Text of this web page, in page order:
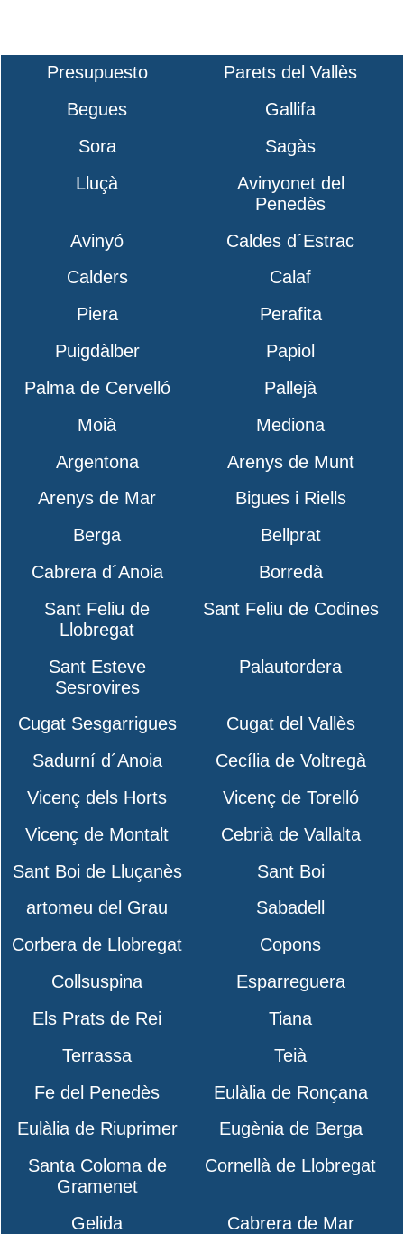
Presupuesto
Parets del Vallès
Begues
Gallifa
Sora
Sagàs
Lluçà
Avinyonet del
Penedès
Avinyó
Caldes d´Estrac
Calders
Calaf
Piera
Perafita
Puigdàlber
Papiol
Palma de Cervelló
Pallejà
Moià
Mediona
Argentona
Arenys de Munt
Arenys de Mar
Bigues i Riells
Berga
Bellprat
Cabrera d´Anoia
Borredà
Sant Feliu de
Llobregat
Sant Feliu de Codines
Sant Esteve
Sesrovires
Palautordera
Cugat Sesgarrigues
Cugat del Vallès
Sadurní d´Anoia
Cecília de Voltregà
Vicenç dels Horts
Vicenç de Torelló
Vicenç de Montalt
Cebrià de Vallalta
Sant Boi de Lluçanès
Sant Boi
artomeu del Grau
Sabadell
Corbera de Llobregat
Copons
Collsuspina
Esparreguera
Els Prats de Rei
Tiana
Terrassa
Teià
Fe del Penedès
Eulàlia de Ronçana
Eulàlia de Riuprimer
Eugènia de Berga
Santa Coloma de
Gramenet
Cornellà de Llobregat
Gelida
Cabrera de Mar